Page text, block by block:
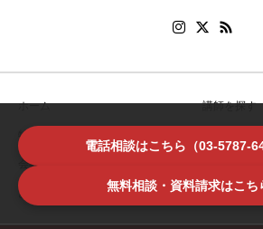
ホーム 講師を探す
特集
会社案内
お問い合わせ
電話相談はこちら（03-5787-
無料相談・資料請求はこち